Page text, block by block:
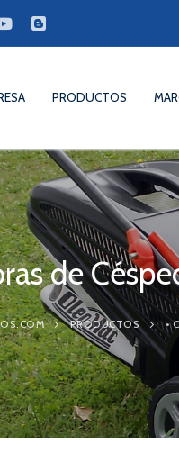
PRODUCTOS
La Empresa
Productos
Marcas
Videos/
de
PRODUCTOS •